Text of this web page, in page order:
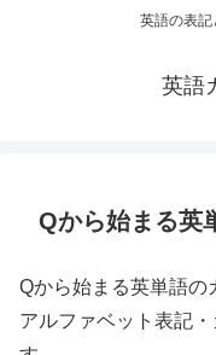
英語の表記
英語
Qから始まる英
Qから始まる英単語の
アルファベット表記